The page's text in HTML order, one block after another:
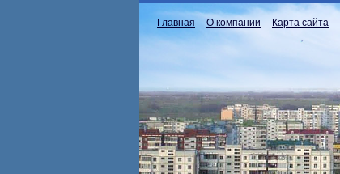
Главная О компании Карта сайта